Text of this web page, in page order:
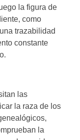
la figura de
como
trazabilidad
constante
las
la raza de los
la